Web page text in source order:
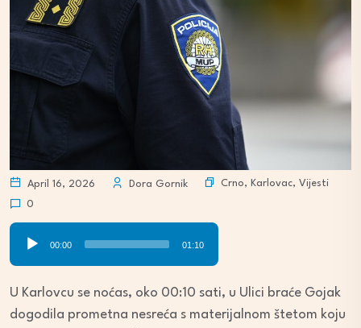
April 16, 2026 Dora Gornik Crno, Karlovac, Vijesti
0
Audio
Player
00:00 01:10
U Karlovcu se noćas, oko 00:10 sati, u Ulici braće Gojak
dogodila prometna nesreća s materijalnom štetom koju